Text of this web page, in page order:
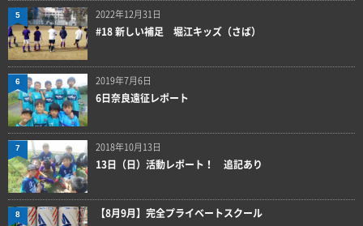
2022年12月31日
#18 新しい補足 堀江キッズ（さば）
5
2019年7月6日
6日奈良遠征レポート
6
2018年10月13日
13日（日）活動レポート！ 追記あり
7
【8月9月】完全プライベートスクール
8